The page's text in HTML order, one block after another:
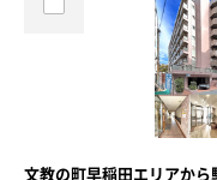
文教の町早稲田エリアか